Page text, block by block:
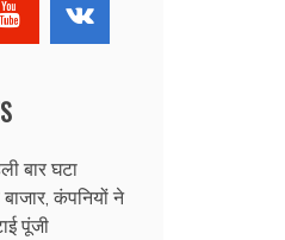
बार घटा
बाजार, कंपनियों ने
पूंजी